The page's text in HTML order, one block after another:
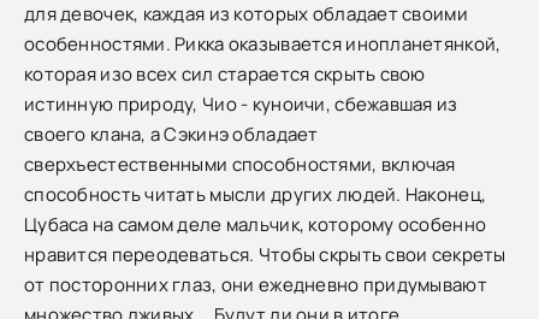
для девочек, каждая из которых обладает своими
особенностями. Рикка оказывается инопланетянкой,
которая изо всех сил старается скрыть свою
истинную природу, Чио - куноичи, сбежавшая из
своего клана, а Сэкинэ обладает
сверхъестественными способностями, включая
способность читать мысли других людей. Наконец,
Цубаса на самом деле мальчик, которому особенно
нравится переодеваться. Чтобы скрыть свои секреты
от посторонних глаз, они ежедневно придумывают